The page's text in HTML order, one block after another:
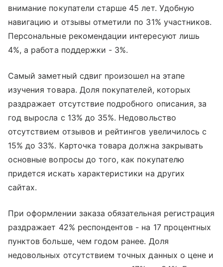
внимание покупатели старше 45 лет. Удобную
навигацию и отзывы отметили по 31% участников.
Персональные рекомендации интересуют лишь
4%, а работа поддержки - 3%.
Самый заметный сдвиг произошел на этапе
изучения товара. Доля покупателей, которых
раздражает отсутствие подробного описания, за
год выросла с 13% до 35%. Недовольство
отсутствием отзывов и рейтингов увеличилось с
15% до 33%. Карточка товара должна закрывать
основные вопросы до того, как покупателю
придется искать характеристики на других
сайтах.
При оформлении заказа обязательная регистрация
раздражает 42% респондентов - на 17 процентных
пунктов больше, чем годом ранее. Доля
недовольных отсутствием точных данных о цене и